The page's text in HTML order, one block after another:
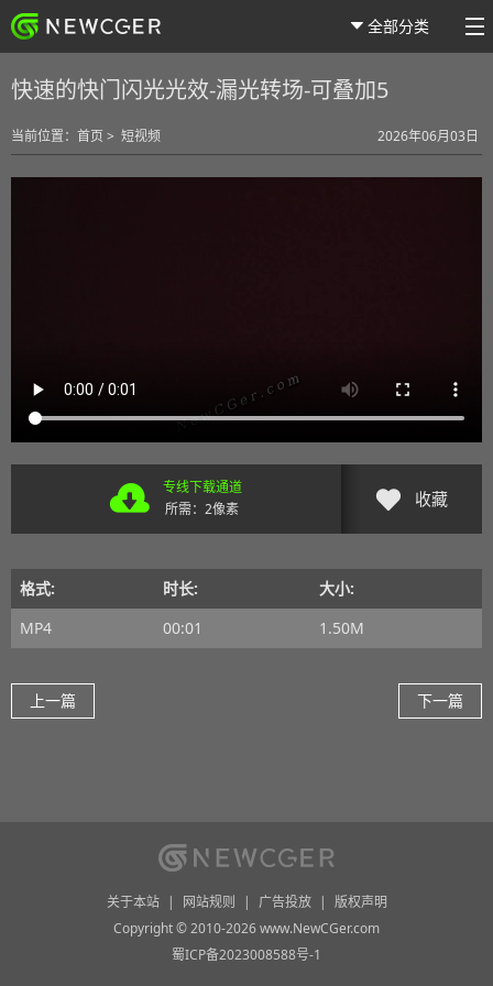
全部分类
快速的快门闪光光效-漏光转场-可叠加5
当前位置： 首页 > 短视频 2026年06月03日
专线下载通道
所需：2像素
收藏
格式: 时长:
大小:
MP4
00:01 1.50M
上一篇 下一篇
关于本站 | 网站规则 | 广告投放 | 版权声明
Copyright © 2010-2026 www.NewCGer.com
蜀ICP备2023008588号-1